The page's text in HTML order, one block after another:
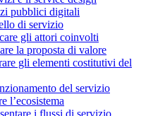
pubblici digitali
di servizio
gli attori coinvolti
la proposta di valore
gli elementi costitutivi del
del servizio
l’ecosistema
i flussi di servizio